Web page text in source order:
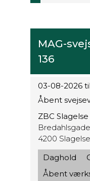
MAG-
136
03-08-2026
Åbent
ZBC Slagelse
4200 Slagelse
Daghold
Åbent